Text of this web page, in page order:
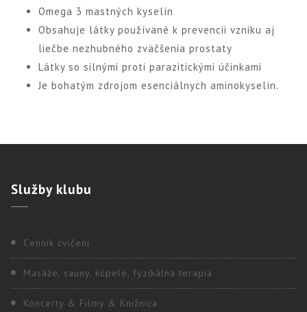
Omega 3 mastných kyselín
Obsahuje látky používané k prevencii vzniku aj
liečbe nezhubného zväčšenia prostaty
Látky so silnými proti parazitickými účinkami
Je bohatým zdrojom esenciálnych aminokyselín.
Službyklubu
Cenník cvičení
Masáže, sauny, kúpele, fyzikálna terapia
Koncerty & Filmy & Knižnica